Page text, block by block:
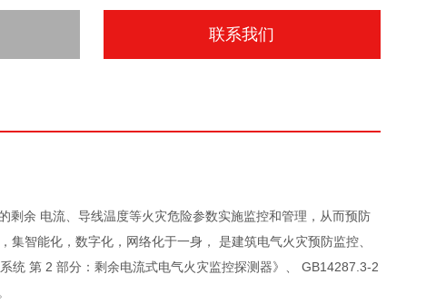
联系我们
余 电流、导线温度等火灾危险参数实施监控和管理，从而预防
智能化，数字化，网络化于一身， 是建筑电气火灾预防监控、
统 第 2 部分：剩余电流式电气火灾监控探测器》、 GB14287.3-2